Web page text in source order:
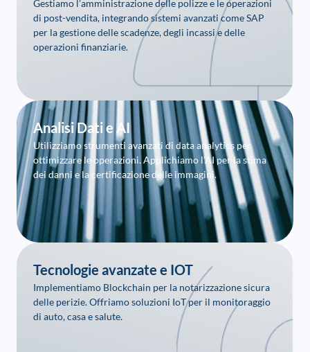
Gestiamo l’amministrazione delle polizze e le operazioni
di post-vendita, integrando sistemi avanzati come SAP
per la gestione delle scadenze, degli incassi e delle
operazioni finanziarie.
Analisi Dati e AI
Utilizziamo strumenti avanzati di data analytics per
ottimizzare le operazioni. Applichiamo l’AI per la stima
dei danni e la certificazione delle immagini.
Tecnologie avanzate e IOT
Implementiamo Blockchain per la notarizzazione sicura
delle perizie. Offriamo soluzioni IoT per il monitoraggio
di auto, casa e salute.